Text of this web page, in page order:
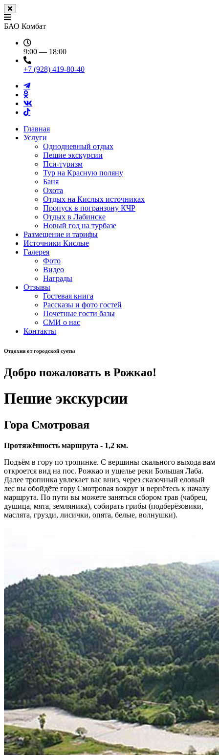
БАО Комбат
9:00 — 18:00
+7 (928) 419-80-40
Главная
Услуги
Однодневный отдых
Пешие экскурсии
Пси-туризм
Тур на Красную поляну
Баня
Охота
Отдых на Кислых источниках
Пропуск в погранзону КЧР
Отдых в Лабинске
Новый год на турбазе
Размещение и тарифы
Источники Кислые
Галерея
Фото
Видео
Награды
Отзывы
Гостевая книга
Рассказы и фото гостей
Почетные гости базы
СМИ о нас
Контакты
Отдохни от городской суеты
Добро пожаловать в Рожкао!
Пешие экскурсии
Гора Смотровая
Протяжённость маршрута - 1,2 км.
Подъём в гору по тропинке. С вершины скального выхода вам
откроется вид на пос. Рожкао и ущелье реки Большая Лаба.
Далее тропинка увлекает вас вниз, через сказочный еловый
лес вы обойдёте гору Смотровая вокруг и вернётесь к началу
маршрута. По пути вы можете заняться сбором трав (чабрец,
душица, мята, земляника), собирать грибы (подберёзовики,
маслята, грузди, лисички, опята, белые, волнушки).